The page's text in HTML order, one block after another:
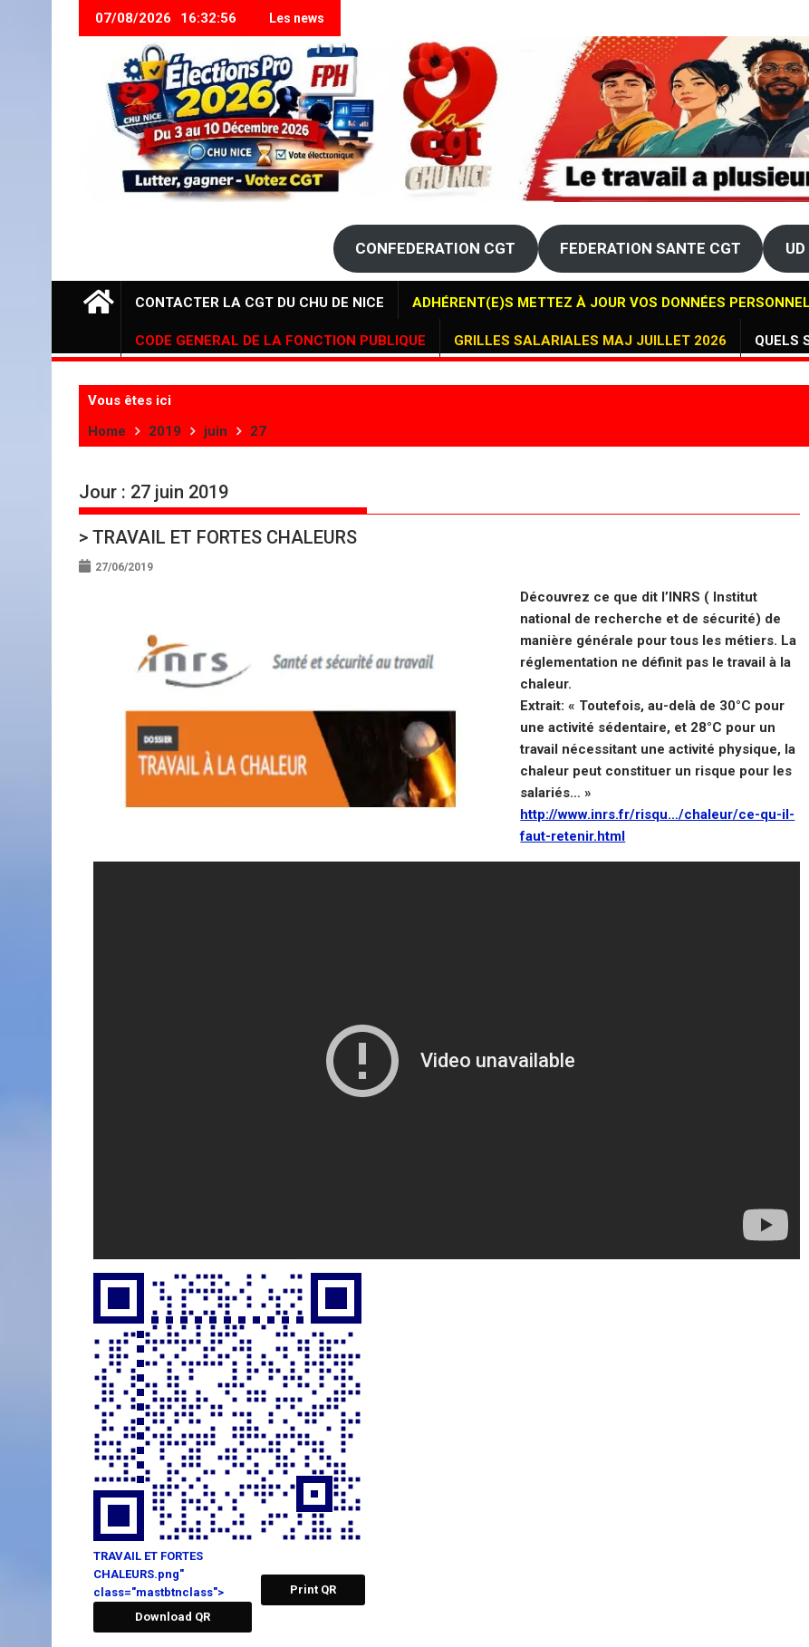
07/08/2026 16:32:57 Les news
CONFEDERATION CGT FEDERATION SANTE CGT
CONTACTER LA CGT DU CHU DE NICE ADHÉRENT(E)S METTEZ À JOUR VOS DONNÉES
CODE GENERAL DE LA FONCTION PUBLIQUE GRILLES SALARIALES MAJ JUILLET 2026 QUELS
Vous êtes ici
Home
2019 juin 27
Jour : 27 juin 2019
> TRAVAIL ET FORTES CHALEURS
27/06/2019
Découvrez ce que dit l’INRS ( Institut
national de recherche et de sécurité) de
manière générale pour tous les métiers. La
réglementation ne définit pas le travail à la
chaleur.
Extrait: « Toutefois, au-delà de 30°C pour
une activité sédentaire, et 28°C pour un
travail nécessitant une activité physique, la
chaleur peut constituer un risque pour les
salariés… »
http://www.inrs.fr/risqu…/chaleur/ce-qu-il-
faut-retenir.html
TRAVAIL ET FORTES
CHALEURS.png"
class="mastbtnclass">
Download QR
Print QR